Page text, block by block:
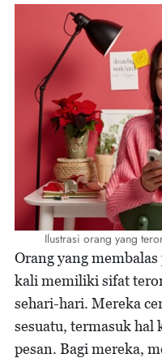
Ilustrasi orang yang
Orang yang
kali memiliki sifat
sehari-hari. Mereka
sesuatu, termasuk hal
pesan. Bagi mereka,